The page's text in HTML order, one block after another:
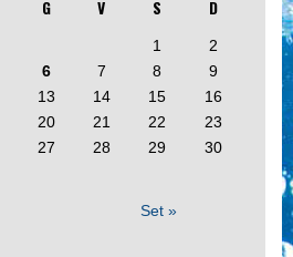
G V S D
1
2
6 7 8
9
13 14 15
16
20 21 22
23
27 28 29
30
Set »